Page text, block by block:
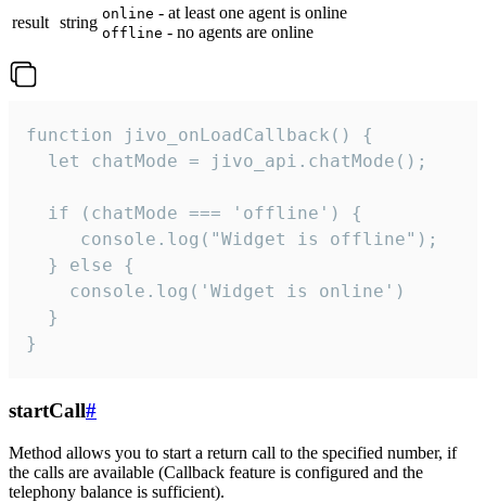
result string online - at least one agent is online
offline - no agents are online
function jivo_onLoadCallback() {
  let chatMode = jivo_api.chatMode();
  if (chatMode === 'offline') {
     console.log("Widget is offline");
  } else {
    console.log('Widget is online')
  }
}
startCall#
Method allows you to start a return call to the specified number, if
the calls are available (Callback feature is configured and the
telephony balance is sufficient).